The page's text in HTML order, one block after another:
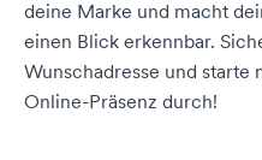
deine Marke und macht
einen Blick erkennbar.
Wunschadresse und starte
Online-Präsenz durch!